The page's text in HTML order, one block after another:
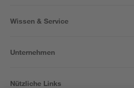
Wissen & Service
Unternehmen
Nützliche Links